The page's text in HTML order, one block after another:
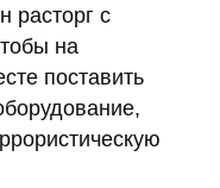
расторг с
на
поставить